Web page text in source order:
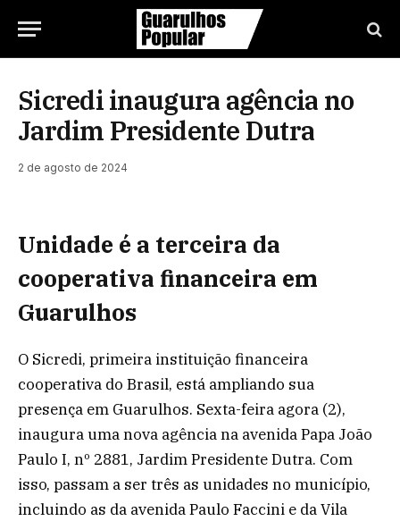
Sicredi inaugura agência no
Jardim Presidente Dutra
2 de agosto de 2024
Unidade é a terceira da
cooperativa financeira em
Guarulhos
O Sicredi, primeira instituição financeira
cooperativa do Brasil, está ampliando sua
presença em Guarulhos. Sexta-feira agora (2),
inaugura uma nova agência na avenida Papa João
Paulo I, nº 2881, Jardim Presidente Dutra. Com
isso, passam a ser três as unidades no município,
incluindo as da avenida Paulo Faccini e da Vila